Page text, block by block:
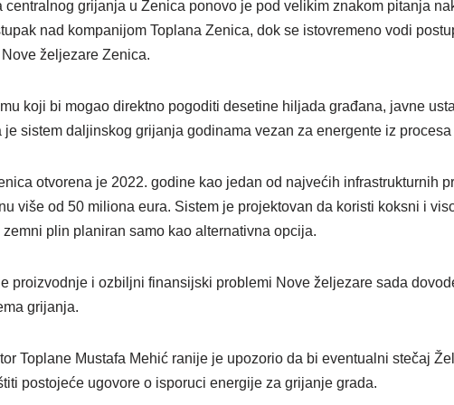
centralnog grijanja u Zenica ponovo je pod velikim znakom pitanja
nad kompanijom Toplana Zenica, dok se istovremeno vodi
željezare Zenica.
koji bi mogao direktno pogoditi desetine hiljada građana, javne
je sistem daljinskog grijanja godinama vezan za energente iz
otvorena je 2022. godine kao jedan od najvećih infrastrukturnih
više od 50 miliona eura. Sistem je projektovan da koristi koksni i
plin planiran samo kao alternativna opcija.
proizvodnje i ozbiljni finansijski problemi Nove željezare sada
grijanja.
Toplane Mustafa Mehić ranije je upozorio da bi eventualni stečaj
postojeće ugovore o isporuci energije za grijanje grada.